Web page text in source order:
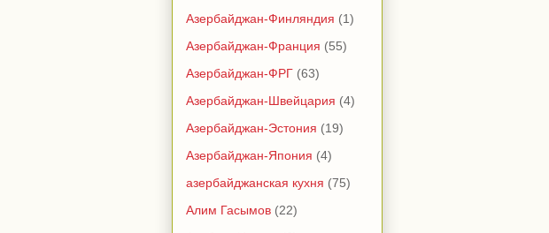
Азербайджан-Финляндия (1)
Азербайджан-Франция (55)
Азербайджан-ФРГ (63)
Азербайджан-Швейцария (4)
Азербайджан-Эстония (19)
Азербайджан-Япония (4)
азербайджанская кухня (75)
Алим Гасымов (22)